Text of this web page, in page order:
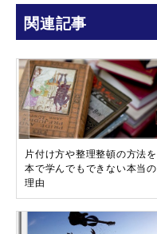
関連記事
片付け方や整理整頓の方法を
本で学んでもできない本当の
理由